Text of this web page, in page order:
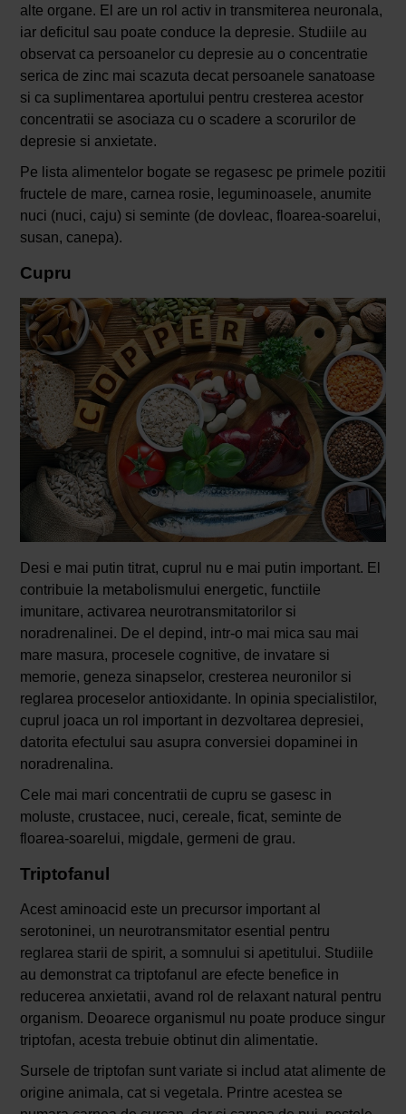
alte organe. El are un rol activ in transmiterea neuronala,
iar deficitul sau poate conduce la depresie. Studiile au
observat ca persoanelor cu depresie au o concentratie
serica de zinc mai scazuta decat persoanele sanatoase
si ca suplimentarea aportului pentru cresterea acestor
concentratii se asociaza cu o scadere a scorurilor de
depresie si anxietate.
Pe lista alimentelor bogate se regasesc pe primele pozitii
fructele de mare, carnea rosie, leguminoasele, anumite
nuci (nuci, caju) si seminte (de dovleac, floarea-soarelui,
susan, canepa).
Cupru
Desi e mai putin titrat, cuprul nu e mai putin important. El
contribuie la metabolismului energetic, functiile
imunitare, activarea neurotransmitatorilor si
noradrenalinei. De el depind, intr-o mai mica sau mai
mare masura, procesele cognitive, de invatare si
memorie, geneza sinapselor, cresterea neuronilor si
reglarea proceselor antioxidante. In opinia specialistilor,
cuprul joaca un rol important in dezvoltarea depresiei,
datorita efectului sau asupra conversiei dopaminei in
noradrenalina.
Cele mai mari concentratii de cupru se gasesc in
moluste, crustacee, nuci, cereale, ficat, seminte de
floarea-soarelui, migdale, germeni de grau.
Triptofanul
Acest aminoacid este un precursor important al
serotoninei, un neurotransmitator esential pentru
reglarea starii de spirit, a somnului si apetitului. Studiile
au demonstrat ca triptofanul are efecte benefice in
reducerea anxietatii, avand rol de relaxant natural pentru
organism. Deoarece organismul nu poate produce singur
triptofan, acesta trebuie obtinut din alimentatie.
Sursele de triptofan sunt variate si includ atat alimente de
origine animala, cat si vegetala. Printre acestea se